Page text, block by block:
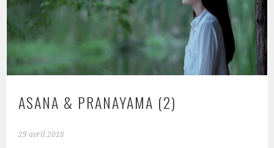
ASANA & PRANAYAMA (2)
29 avril 2018